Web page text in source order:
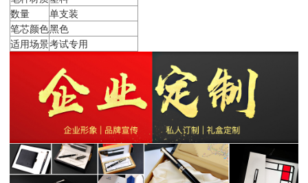
数量
单支装
笔芯颜色黑色
适用场景考试专用